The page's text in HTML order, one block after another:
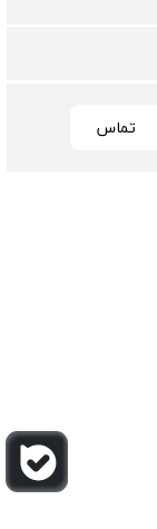
تماس